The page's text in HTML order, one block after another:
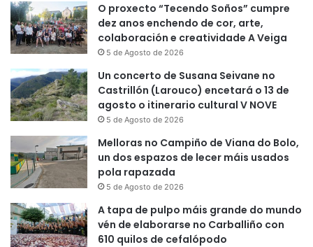
O proxecto “Tecendo Soños” cumpre
dez anos enchendo de cor, arte,
colaboración e creatividade A Veiga
5 de Agosto de 2026
Un concerto de Susana Seivane no
Castrillón (Larouco) encetará o 13 de
agosto o itinerario cultural V NOVE
5 de Agosto de 2026
Melloras no Campiño de Viana do Bolo,
un dos espazos de lecer máis usados
pola rapazada
5 de Agosto de 2026
A tapa de pulpo máis grande do mundo
vén de elaborarse no Carballiño con
610 quilos de cefalópodo